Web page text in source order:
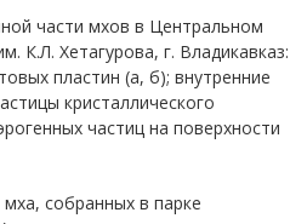
части мхов в Центральном
К.Л. Хетагурова, г. Владикавказ:
пластин (а, б); внутренние
кристаллического
частиц на поверхности
собранных в парке